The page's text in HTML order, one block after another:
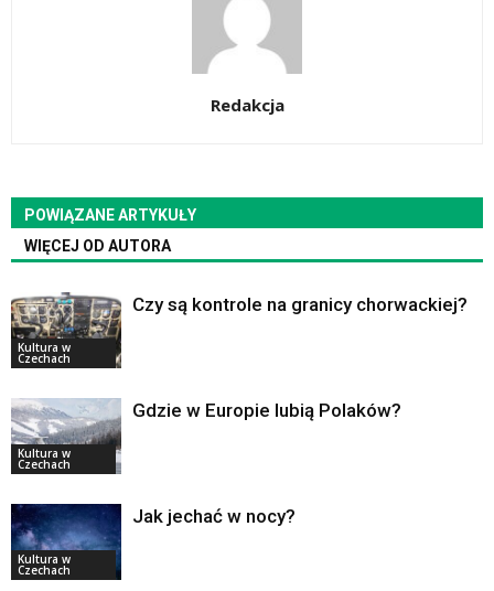
Redakcja
POWIĄZANE ARTYKUŁY
WIĘCEJ OD AUTORA
Kultura w
Czechach
Czy są kontrole na granicy chorwackiej?
Kultura w
Czechach
Gdzie w Europie lubią Polaków?
Kultura w
Czechach
Jak jechać w nocy?